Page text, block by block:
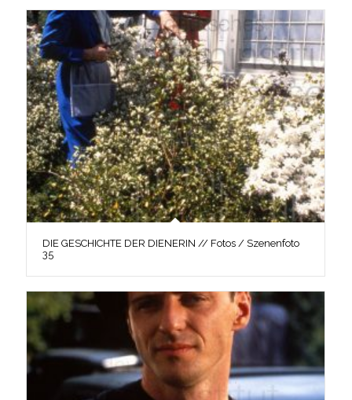
DIE GESCHICHTE DER DIENERIN // Fotos / Szenenfoto
35